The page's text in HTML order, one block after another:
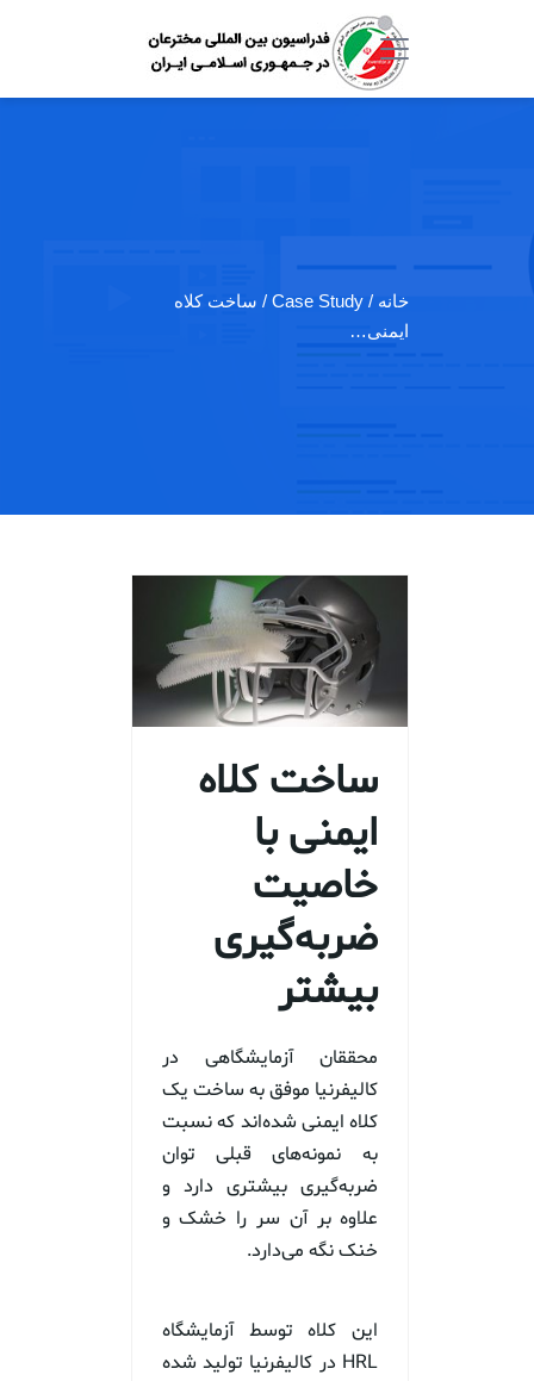
خانه
/ Case Study / ساخت کلاه
ایمنی…
ساخت کلاه
ایمنی با
خاصیت
ضربه‌گیری
بیشتر
محققان آزمایشگاهی در
کالیفرنیا موفق به ساخت یک
کلاه ایمنی شده‌اند که نسبت
به نمونه‌های قبلی توان
ضربه‌گیری بیشتری دارد و
علاوه بر آن سر را خشک و
خنک نگه می‌دارد.
این کلاه توسط آزمایشگاه
HRL در کالیفرنیا تولید شده